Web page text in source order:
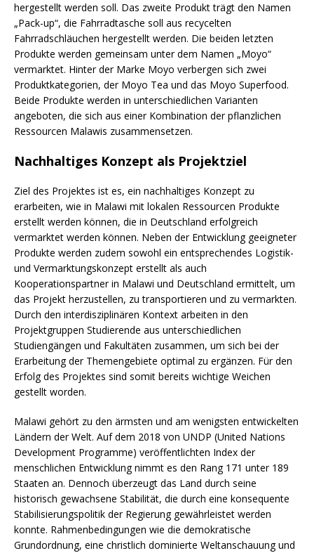
hergestellt werden soll. Das zweite Produkt trägt den Namen
„Pack-up“, die Fahrradtasche soll aus recycelten
Fahrradschläuchen hergestellt werden. Die beiden letzten
Produkte werden gemeinsam unter dem Namen „Moyo“
vermarktet. Hinter der Marke Moyo verbergen sich zwei
Produktkategorien, der Moyo Tea und das Moyo Superfood.
Beide Produkte werden in unterschiedlichen Varianten
angeboten, die sich aus einer Kombination der pflanzlichen
Ressourcen Malawis zusammensetzen.
Nachhaltiges Konzept als Projektziel
Ziel des Projektes ist es, ein nachhaltiges Konzept zu
erarbeiten, wie in Malawi mit lokalen Ressourcen Produkte
erstellt werden können, die in Deutschland erfolgreich
vermarktet werden können. Neben der Entwicklung geeigneter
Produkte werden zudem sowohl ein entsprechendes Logistik-
und Vermarktungskonzept erstellt als auch
Kooperationspartner in Malawi und Deutschland ermittelt, um
das Projekt herzustellen, zu transportieren und zu vermarkten.
Durch den interdisziplinären Kontext arbeiten in den
Projektgruppen Studierende aus unterschiedlichen
Studiengängen und Fakultäten zusammen, um sich bei der
Erarbeitung der Themengebiete optimal zu ergänzen. Für den
Erfolg des Projektes sind somit bereits wichtige Weichen
gestellt worden.
Malawi gehört zu den ärmsten und am wenigsten entwickelten
Ländern der Welt. Auf dem 2018 von UNDP (United Nations
Development Programme) veröffentlichten Index der
menschlichen Entwicklung nimmt es den Rang 171 unter 189
Staaten an. Dennoch überzeugt das Land durch seine
historisch gewachsene Stabilität, die durch eine konsequente
Stabilisierungspolitik der Regierung gewährleistet werden
konnte. Rahmenbedingungen wie die demokratische
Grundordnung, eine christlich dominierte Weltanschauung und